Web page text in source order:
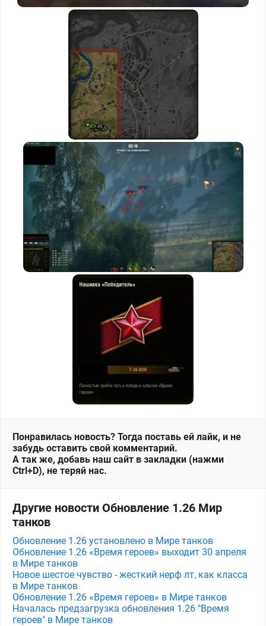
Понравилась новость? Тогда поставь ей лайк, и не
забудь оставить свой комментарий.
А так же, добавь наш сайт в закладки (нажми
Ctrl+D), не теряй нас.
Другие новости Обновление 1.26 Мир
танков
Обновление 1.26 установлено в Мире танков
Обновление 1.26 «Время героев» выходит 30 апреля
в Мире танков
Новое шестое чувство - жесткий нерф лт, как класса
в Мире танков
Обновление 1.26 «Время героев» в Мире танков
Началась предзагрузка обновления 1.26 "Время
героев" в Мире танков